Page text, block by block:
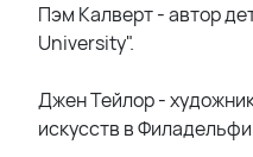
Пэм Калверт - автор
University".
Джен Тейлор -
искусств в